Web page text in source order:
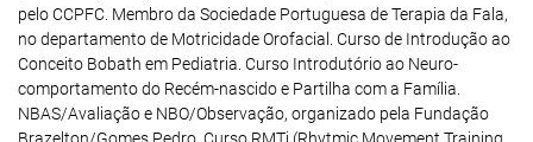
pelo CCPFC. Membro da Sociedade Portuguesa de Terapia da Fala,
no departamento de Motricidade Orofacial. Curso de Introdução ao
Conceito Bobath em Pediatria. Curso Introdutório ao Neuro-
comportamento do Recém-nascido e Partilha com a Família.
NBAS/Avaliação e NBO/Observação, organizado pela Fundação